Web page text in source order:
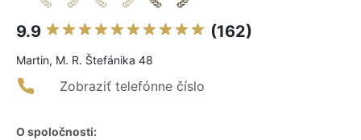
9.9 (162)
Martin, M. R. Štefánika 48
Zobraziť telefónne číslo
O spoločnosti: